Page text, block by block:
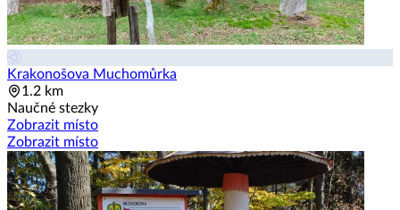
Krakonošova Muchomůrka
1.2 km
Naučné stezky
Zobrazit místo
Zobrazit místo